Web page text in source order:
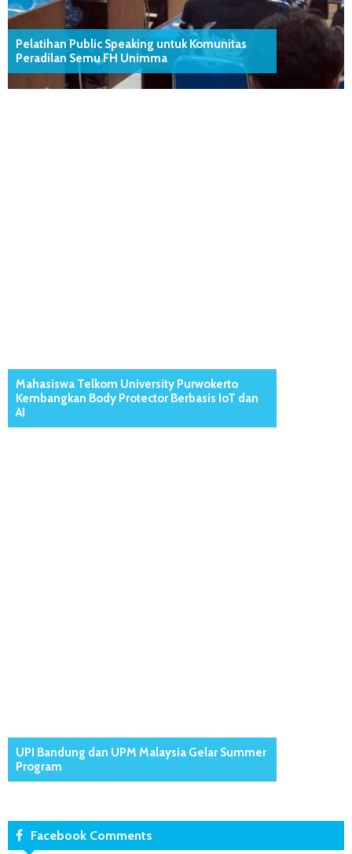
Pelatihan Public Speaking untuk Komunitas
Peradilan Semu FH Unimma
Mahasiswa Telkom University Purwokerto
Kembangkan Body Protector Berbasis IoT dan
AI
UPI Bandung dan UPM Malaysia Gelar Summer
Program
Facebook Comments